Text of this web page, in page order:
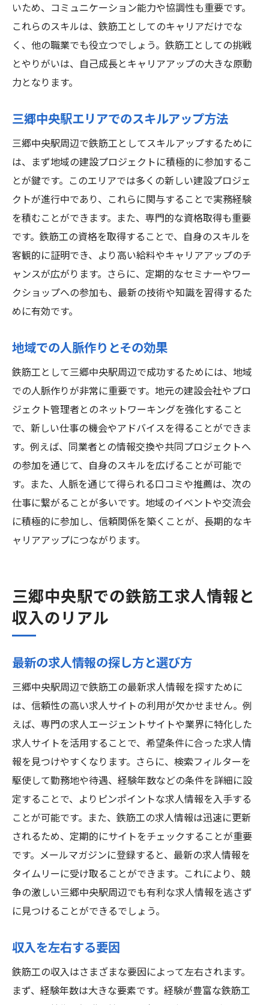
いため、コミュニケーション能力や協調性も重要です。
これらのスキルは、鉄筋工としてのキャリアだけでな
く、他の職業でも役立つでしょう。鉄筋工としての挑戦
とやりがいは、自己成長とキャリアアップの大きな原動
力となります。
三郷中央駅エリアでのスキルアップ方法
三郷中央駅周辺で鉄筋工としてスキルアップするために
は、まず地域の建設プロジェクトに積極的に参加するこ
とが鍵です。このエリアでは多くの新しい建設プロジェ
クトが進行中であり、これらに関与することで実務経験
を積むことができます。また、専門的な資格取得も重要
です。鉄筋工の資格を取得することで、自身のスキルを
客観的に証明でき、より高い給料やキャリアアップのチ
ャンスが広がります。さらに、定期的なセミナーやワー
クショップへの参加も、最新の技術や知識を習得するた
めに有効です。
地域での人脈作りとその効果
鉄筋工として三郷中央駅周辺で成功するためには、地域
での人脈作りが非常に重要です。地元の建設会社やプロ
ジェクト管理者とのネットワーキングを強化すること
で、新しい仕事の機会やアドバイスを得ることができま
す。例えば、同業者との情報交換や共同プロジェクトへ
の参加を通じて、自身のスキルを広げることが可能で
す。また、人脈を通じて得られる口コミや推薦は、次の
仕事に繋がることが多いです。地域のイベントや交流会
に積極的に参加し、信頼関係を築くことが、長期的なキ
ャリアアップにつながります。
三郷中央駅での鉄筋工求人情報と
収入のリアル
最新の求人情報の探し方と選び方
三郷中央駅周辺で鉄筋工の最新求人情報を探すために
は、信頼性の高い求人サイトの利用が欠かせません。例
えば、専門の求人エージェントサイトや業界に特化した
求人サイトを活用することで、希望条件に合った求人情
報を見つけやすくなります。さらに、検索フィルターを
駆使して勤務地や待遇、経験年数などの条件を詳細に設
定することで、よりピンポイントな求人情報を入手する
ことが可能です。また、鉄筋工の求人情報は迅速に更新
されるため、定期的にサイトをチェックすることが重要
です。メールマガジンに登録すると、最新の求人情報を
タイムリーに受け取ることができます。これにより、競
争の激しい三郷中央駅周辺でも有利な求人情報を逃さず
に見つけることができるでしょう。
収入を左右する要因
鉄筋工の収入はさまざまな要因によって左右されます。
まず、経験年数は大きな要素です。経験が豊富な鉄筋工